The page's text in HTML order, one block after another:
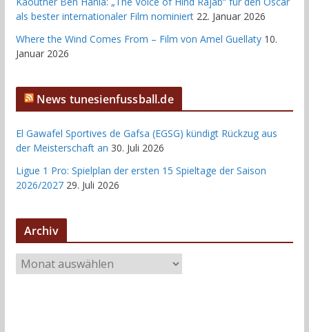
als bester internationaler Film nominiert 22. Januar 2026
Where the Wind Comes From – Film von Amel Guellaty 10.
Januar 2026
News tunesienfussball.de
El Gawafel Sportives de Gafsa (EGSG) kündigt Rückzug aus
der Meisterschaft an 30. Juli 2026
Ligue 1 Pro: Spielplan der ersten 15 Spieltage der Saison
2026/2027 29. Juli 2026
Archiv
r